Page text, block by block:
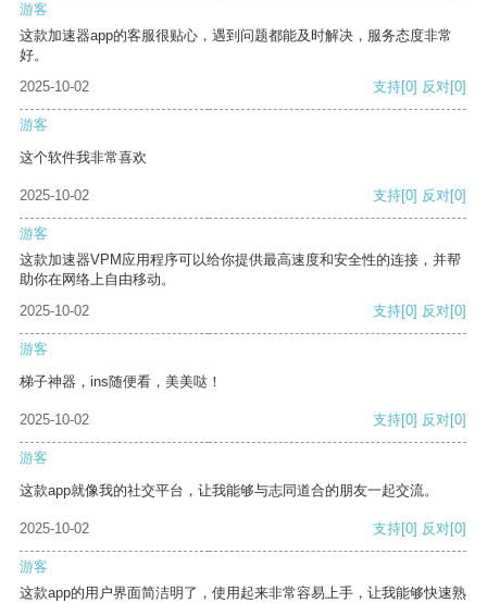
游客
这款加速器app的客服很贴心，遇到问题都能及时解决，服务态度非常
好。
2025-10-02
支持[0] 反对[0]
游客
这个软件我非常喜欢
2025-10-02 支持[0] 反对[0]
游客
这款加速器VPM应用程序可以给你提供最高速度和安全性的连接，并帮
助你在网络上自由移动。
2025-10-02
支持[0] 反对[0]
游客
梯子神器，ins随便看，美美哒！
2025-10-02 支持[0] 反对[0]
游客
这款app就像我的社交平台，让我能够与志同道合的朋友一起交流。
2025-10-02 支持[0] 反对[0]
游客
这款app的用户界面简洁明了，使用起来非常容易上手，让我能够快速熟